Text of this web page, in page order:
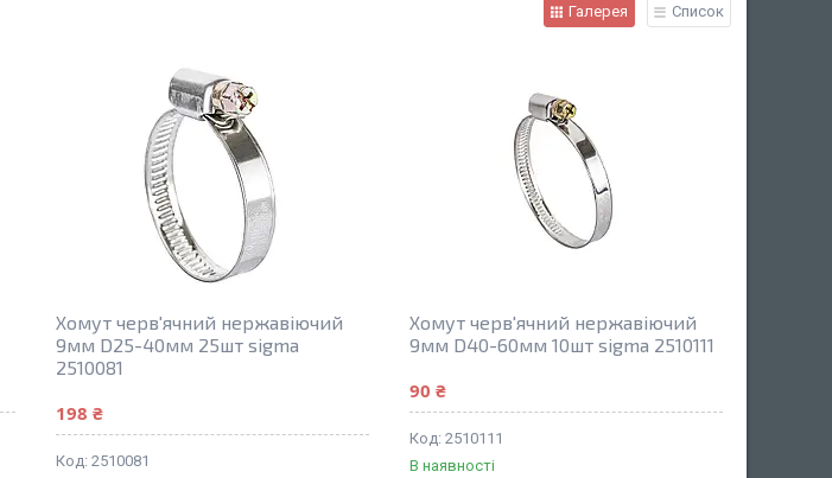
Галерея Список
Хомут черв'ячний нержавіючий
9мм D25-40мм 25шт sigma
2510081
198 ₴
2510081
Хомут черв'ячний нержавіючий
9мм D40-60мм 10шт sigma 2510111
90 ₴
2510111
В наявності